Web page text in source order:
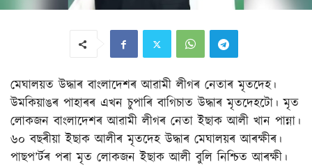
মেঘালয়ত উদ্ধাৰ বাংলাদেশৰ আৱামী লীগৰ নেতাৰ মৃতদেহ।
উমকিয়াঙৰ পাহাৰৰ এখন চুপাৰি বাগিচাত উদ্ধাৰ মৃতদেহটো। মৃত
লোকজন বাংলাদেশৰ আৱামী লীগৰ নেতা ইছাক আলী খান পান্না।
৬০ বছৰীয়া ইছাক আলীৰ মৃতদেহ উদ্ধাৰ মেঘালয়ৰ আৰক্ষীৰ।
পাছপ’ৰ্টৰ পৰা মৃত লোকজন ইছাক আলী বুলি নিশ্চিত আৰক্ষী।